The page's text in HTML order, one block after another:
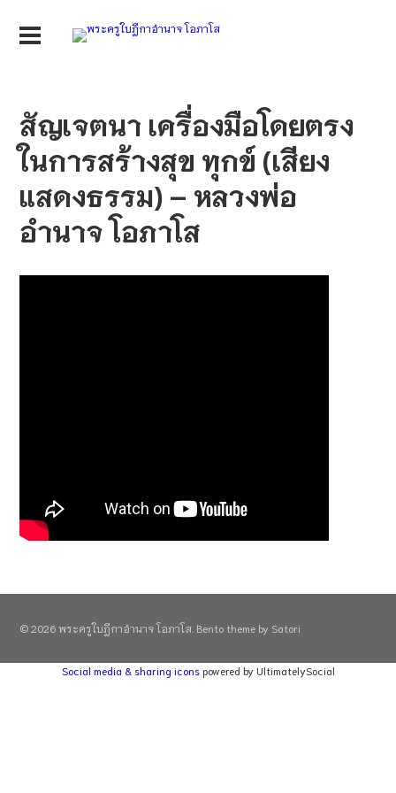
สัญเจตนา เครื่องมือโดยตรง
ในการสร้างสุข ทุกข์ (เสียง
แสดงธรรม) – หลวงพ่อ
อำนาจ โอภาโส
© 2026 พระครูใบฎีกาอำนาจ โอภาโส. Bento theme by Satori
Social media & sharing icons powered by UltimatelySocial